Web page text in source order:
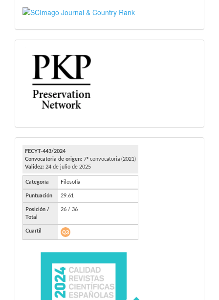
SJR
PKP
FECYT